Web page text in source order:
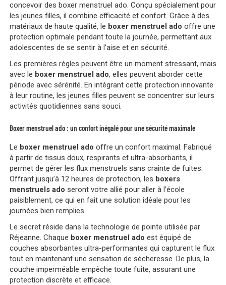
concevoir des boxer menstruel ado. Conçu spécialement pour
les jeunes filles, il combine efficacité et confort. Grâce à des
matériaux de haute qualité, le boxer menstruel ado offre une
protection optimale pendant toute la journée, permettant aux
adolescentes de se sentir à l'aise et en sécurité.
Les premières règles peuvent être un moment stressant, mais
avec le boxer menstruel ado, elles peuvent aborder cette
période avec sérénité. En intégrant cette protection innovante
à leur routine, les jeunes filles peuvent se concentrer sur leurs
activités quotidiennes sans souci.
Boxer menstruel ado : un confort inégalé pour une sécurité maximale
Le boxer menstruel ado offre un confort maximal. Fabriqué
à partir de tissus doux, respirants et ultra-absorbants, il
permet de gérer les flux menstruels sans crainte de fuites.
Offrant jusqu’à 12 heures de protection, les boxers
menstruels ado seront votre allié pour aller à l’école
paisiblement, ce qui en fait une solution idéale pour les
journées bien remplies.
Le secret réside dans la technologie de pointe utilisée par
Réjeanne. Chaque boxer menstruel ado est équipé de
couches absorbantes ultra-performantes qui capturent le flux
tout en maintenant une sensation de sécheresse. De plus, la
couche imperméable empêche toute fuite, assurant une
protection discrète et efficace.